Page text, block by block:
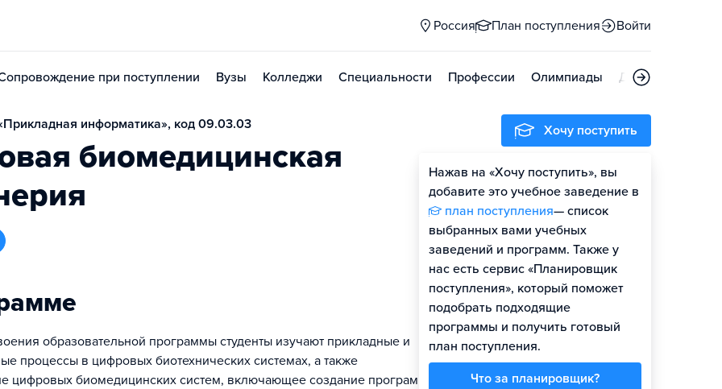
Россия План поступления Войти
при поступлении Вузы Колледжи Специальности Профессии Олимпиады Дни открытых
информатика», код 09.03.03
биомедицинская
образовательной программы студенты изучают прикладные и
процессы в цифровых биотехнических системах, а также
цифровых биомедицинских систем, включающее создание программных
Хочу поступить
Нажав на «Хочу поступить», вы
добавите это учебное заведение в
план поступления— список
выбранных вами учебных
заведений и программ. Также у
нас есть сервис «Планировщик
поступления», который поможет
подобрать подходящие
программы и получить готовый
план поступления.
Что за планировщик?
Оценить шансы